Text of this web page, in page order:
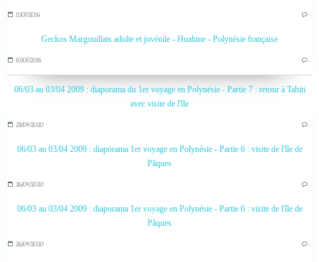
11/07/2016 …
Geckos Margouillats adulte et juvénile - Huahine - Polynésie française
10/07/2016 …
06/03 au 03/04 2009 : diaporama du 1er voyage en Polynésie - Partie 7 : retour à Tahiti
avec visite de l'île
28/04/2020 …
06/03 au 03/04 2009 : diaporama 1er voyage en Polynésie - Partie 6 : visite de l'île de
Pâques
26/04/2020 …
06/03 au 03/04 2009 : diaporama 1er voyage en Polynésie - Partie 6 : visite de l'île de
Pâques
26/04/2020 …